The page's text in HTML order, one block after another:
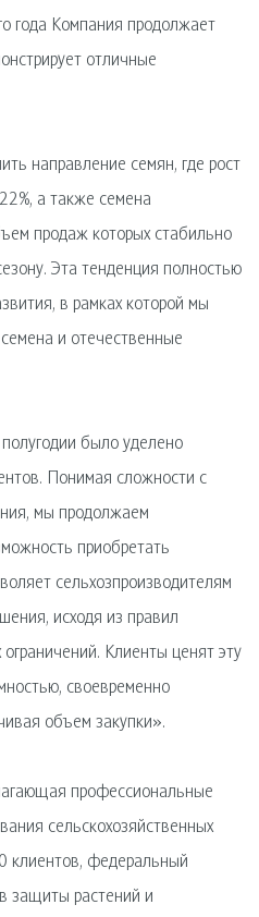
года Компания продолжает
отличные
направление семян, где рост
а также семена
продаж которых стабильно
Эта тенденция полностью
в рамках которой мы
и отечественные
было уделено
Понимая сложности с
мы продолжаем
приобретать
сельхозпроизводителям
исходя из правил
Клиенты ценят эту
своевременно
объем закупки».
профессиональные
сельскохозяйственных
клиентов, федеральный
защиты растений и